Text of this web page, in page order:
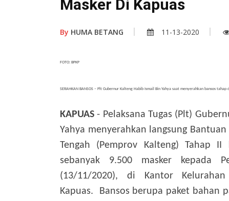
Masker Di Kapuas
By HUMA BETANG 11-13-2020
FOTO: BPKP
SERAHKAN BANSOS – Plt Gubernur Kalteng Habib Ismail Bin Yahya saat menyerahkan bansos
KAPUAS- Pelaksana Tugas (Plt)
Yahya menyerahkan langsung
Tengah (Pemprov Kalteng) Tahap
sebanyak 9.500 masker kepada
(13/11/2020), di Kantor
Kapuas. Bansos berupa paket bahan